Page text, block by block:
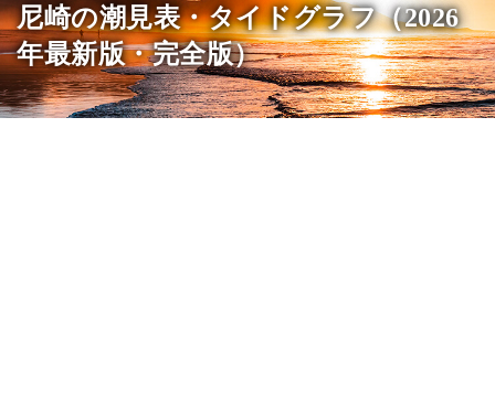
尼崎の潮見表・タイドグラフ（2026
年最新版・完全版）